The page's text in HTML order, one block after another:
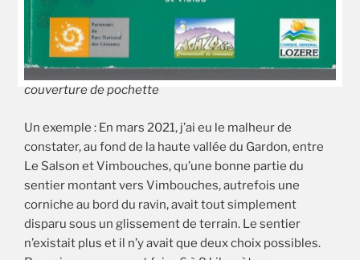
couverture de pochette
Un exemple : En mars 2021, j’ai eu le malheur de
constater, au fond de la haute vallée du Gardon, entre
Le Salson et Vimbouches, qu’une bonne partie du
sentier montant vers Vimbouches, autrefois une
corniche au bord du ravin, avait tout simplement
disparu sous un glissement de terrain. Le sentier
n’existait plus et il n’y avait que deux choix possibles.